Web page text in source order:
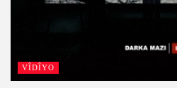
VÎDÎYO